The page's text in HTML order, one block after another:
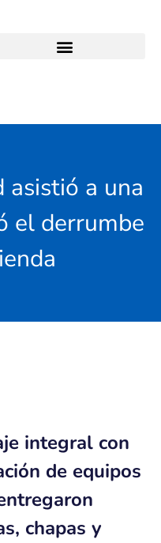
asistió a una
el derrumbe
integral con
de equipos
chapas y